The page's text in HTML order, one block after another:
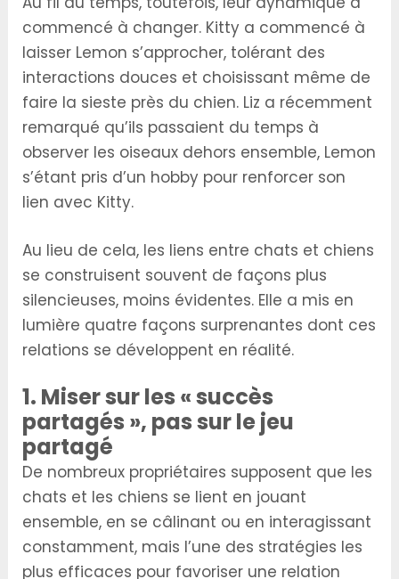
commencé à changer. Kitty a commencé à
laisser Lemon s’approcher, tolérant des
interactions douces et choisissant même de
faire la sieste près du chien. Liz a récemment
remarqué qu’ils passaient du temps à
observer les oiseaux dehors ensemble, Lemon
s’étant pris d’un hobby pour renforcer son
lien avec Kitty.
Au lieu de cela, les liens entre chats et chiens
se construisent souvent de façons plus
silencieuses, moins évidentes. Elle a mis en
lumière quatre façons surprenantes dont ces
relations se développent en réalité.
1. Miser sur les « succès
partagés », pas sur le jeu
partagé
De nombreux propriétaires supposent que les
chats et les chiens se lient en jouant
ensemble, en se câlinant ou en interagissant
constamment, mais l’une des stratégies les
plus efficaces pour favoriser une relation